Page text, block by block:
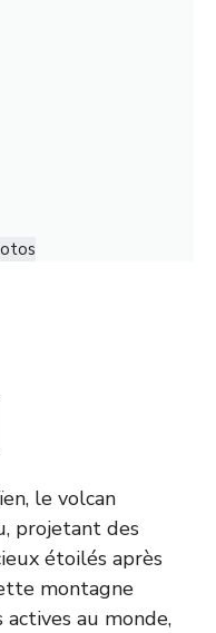
le volcan
projetant des
étoilés après
montagne
actives au monde,